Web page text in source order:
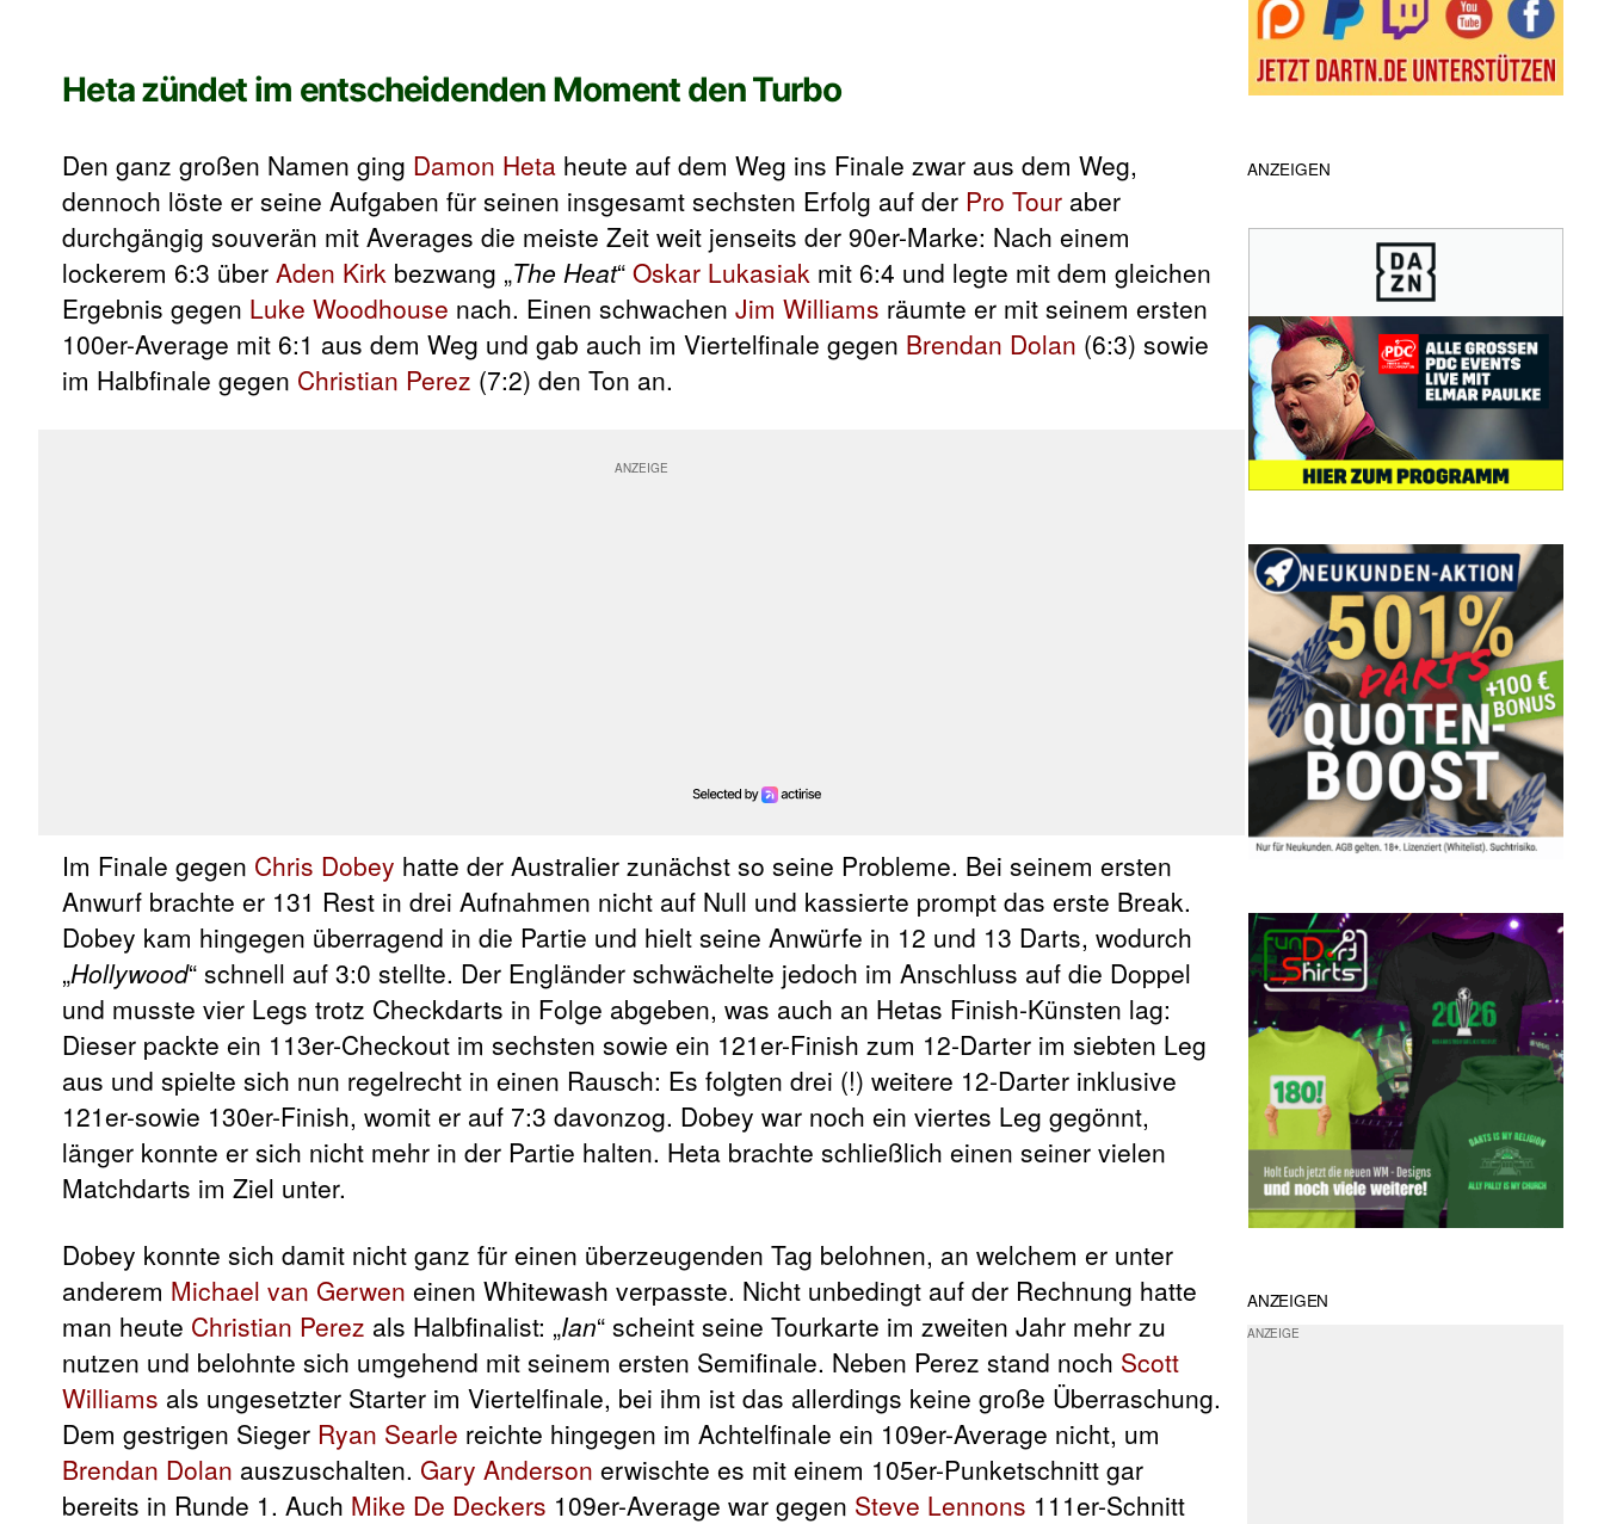
Heta zündet im entscheidenden Moment den Turbo
Den ganz großen Namen ging Damon Heta heute auf dem Weg ins Finale zwar aus dem Weg,
dennoch löste er seine Aufgaben für seinen insgesamt sechsten Erfolg auf der Pro Tour aber
durchgängig souverän mit Averages die meiste Zeit weit jenseits der 90er-Marke: Nach einem
lockerem 6:3 über Aden Kirk bezwang „The Heat“ Oskar Lukasiak mit 6:4 und legte mit dem gleichen
Ergebnis gegen Luke Woodhouse nach. Einen schwachen Jim Williams räumte er mit seinem ersten
100er-Average mit 6:1 aus dem Weg und gab auch im Viertelfinale gegen Brendan Dolan (6:3) sowie
im Halbfinale gegen Christian Perez (7:2) den Ton an.
Im Finale gegen Chris Dobey hatte der Australier zunächst so seine Probleme. Bei seinem ersten
Anwurf brachte er 131 Rest in drei Aufnahmen nicht auf Null und kassierte prompt das erste Break.
Dobey kam hingegen überragend in die Partie und hielt seine Anwürfe in 12 und 13 Darts, wodurch
„Hollywood“ schnell auf 3:0 stellte. Der Engländer schwächelte jedoch im Anschluss auf die Doppel
und musste vier Legs trotz Checkdarts in Folge abgeben, was auch an Hetas Finish-Künsten lag:
Dieser packte ein 113er-Checkout im sechsten sowie ein 121er-Finish zum 12-Darter im siebten Leg
aus und spielte sich nun regelrecht in einen Rausch: Es folgten drei (!) weitere 12-Darter inklusive
121er-sowie 130er-Finish, womit er auf 7:3 davonzog. Dobey war noch ein viertes Leg gegönnt,
länger konnte er sich nicht mehr in der Partie halten. Heta brachte schließlich einen seiner vielen
Matchdarts im Ziel unter.
Dobey konnte sich damit nicht ganz für einen überzeugenden Tag belohnen, an welchem er unter
anderem Michael van Gerwen einen Whitewash verpasste. Nicht unbedingt auf der Rechnung hatte
man heute Christian Perez als Halbfinalist: „Ian“ scheint seine Tourkarte im zweiten Jahr mehr zu
nutzen und belohnte sich umgehend mit seinem ersten Semifinale. Neben Perez stand noch Scott
Williams als ungesetzter Starter im Viertelfinale, bei ihm ist das allerdings keine große Überraschung.
Dem gestrigen Sieger Ryan Searle reichte hingegen im Achtelfinale ein 109er-Average nicht, um
Brendan Dolan auszuschalten. Gary Anderson erwischte es mit einem 105er-Punketschnitt gar
bereits in Runde 1. Auch Mike De Deckers 109er-Average war gegen Steve Lennons 111er-Schnitt
ANZEIGEN
ANZEIGEN